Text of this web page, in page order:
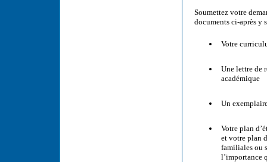
Soumettez votre
documents ci-après y
Votre
Une lettre de
académique
Un
Votre plan
et votre plan
familiales ou
l’importance